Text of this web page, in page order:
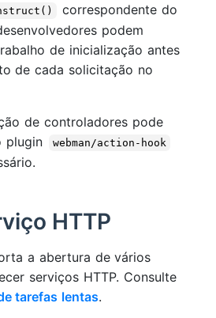
correspondente do
podem
de inicialização antes
de cada solicitação no
de controladores pode
plugin
webman/action-hook
HTTP
a abertura de vários
serviços HTTP. Consulte
tarefas lentas.